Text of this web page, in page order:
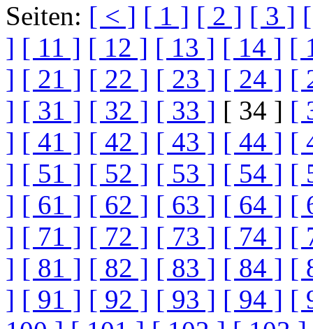
Seiten: [ < ] [ 1 ] [ 2 ] [ 3 ]
] [ 11 ] [ 12 ] [ 13 ] [ 14 ] [
] [ 21 ] [ 22 ] [ 23 ] [ 24 ] [
] [ 31 ] [ 32 ] [ 33 ] [ 34 ] [
] [ 41 ] [ 42 ] [ 43 ] [ 44 ] [
] [ 51 ] [ 52 ] [ 53 ] [ 54 ] [
] [ 61 ] [ 62 ] [ 63 ] [ 64 ] [
] [ 71 ] [ 72 ] [ 73 ] [ 74 ] [
] [ 81 ] [ 82 ] [ 83 ] [ 84 ] [
] [ 91 ] [ 92 ] [ 93 ] [ 94 ] [